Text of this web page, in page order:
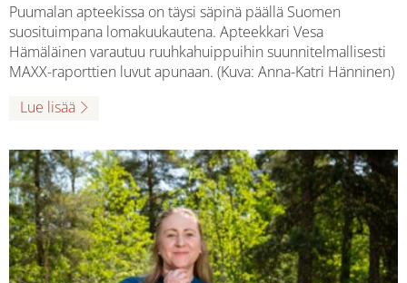
Puumalan apteekissa on täysi säpinä päällä Suomen
suosituimpana lomakuukautena. Apteekkari Vesa
Hämäläinen varautuu ruuhkahuippuihin suunnitelmallisesti
MAXX-raporttien luvut apunaan. (Kuva: Anna-Katri Hänninen)
Lue lisää